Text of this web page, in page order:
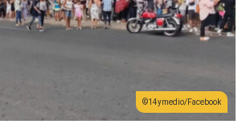
14ymedio/Facebook